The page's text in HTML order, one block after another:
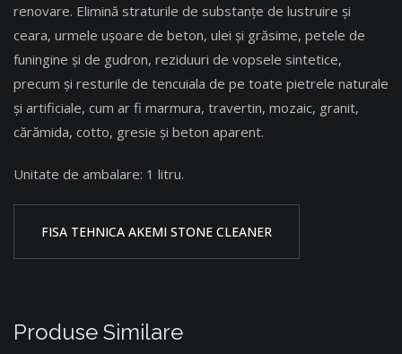
renovare. Elimină straturile de substanțe de lustruire şi
ceara, urmele ușoare de beton, ulei şi grăsime, petele de
funingine şi de gudron, reziduuri de vopsele sintetice,
precum şi resturile de tencuiala de pe toate pietrele naturale
şi artificiale, cum ar fi marmura, travertin, mozaic, granit,
cărămida, cotto, gresie și beton aparent.
Unitate de ambalare: 1 litru.
FISA TEHNICA AKEMI STONE CLEANER
Produse Similare